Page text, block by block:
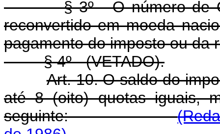
§ 3º - O número de
reconvertido em moeda
pagamento do imposto ou da
§ 4º - (VETADO).
Art. 10. O saldo do
até 8 (oito) quotas iguais,
seguinte: